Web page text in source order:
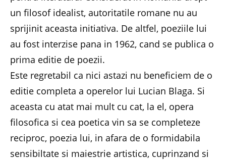
un filosof idealist, autoritatile romane nu au
sprijinit aceasta initiativa. De altfel, poeziile lui
au fost interzise pana in 1962, cand se publica o
prima editie de poezii.
Este regretabil ca nici astazi nu beneficiem de o
editie completa a operelor lui Lucian Blaga. Si
aceasta cu atat mai mult cu cat, la el, opera
filosofica si cea poetica vin sa se completeze
reciproc, poezia lui, in afara de o formidabila
sensibiltate si maiestrie artistica, cuprinzand si